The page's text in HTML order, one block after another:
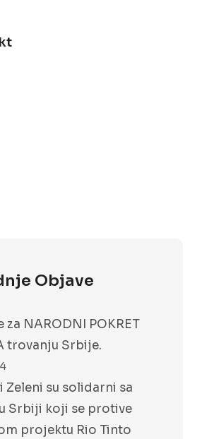
Objave
za NARODNI POKRET
trovanju Srbije.
Zeleni su solidarni sa
Srbiji koji se protive
projektu Rio Tinto